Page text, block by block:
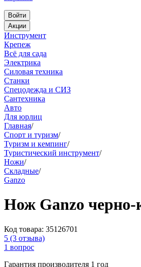
Войти
Акции
Инструмент
Крепеж
Всё для сада
Электрика
Силовая техника
Станки
Спецодежда и СИЗ
Сантехника
Авто
Для юрлиц
Главная/
Спорт и туризм/
Туризм и кемпинг/
Туристический инструмент/
Ножи/
Складные/
Ganzo
Нож Ganzo
Код товара: 35126701
5 (3 отзыва)
1 вопрос
Гарантия производителя 1 год